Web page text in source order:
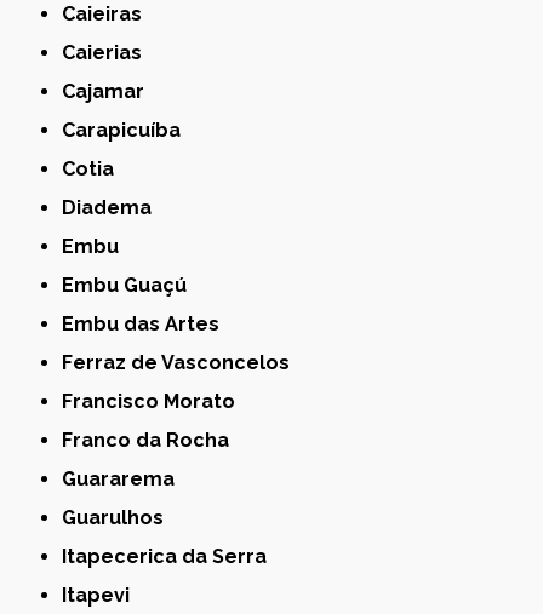
Caieiras
Caierias
Cajamar
Carapicuíba
Cotia
Diadema
Embu
Embu Guaçú
Embu das Artes
Ferraz de Vasconcelos
Francisco Morato
Franco da Rocha
Guararema
Guarulhos
Itapecerica da Serra
Itapevi